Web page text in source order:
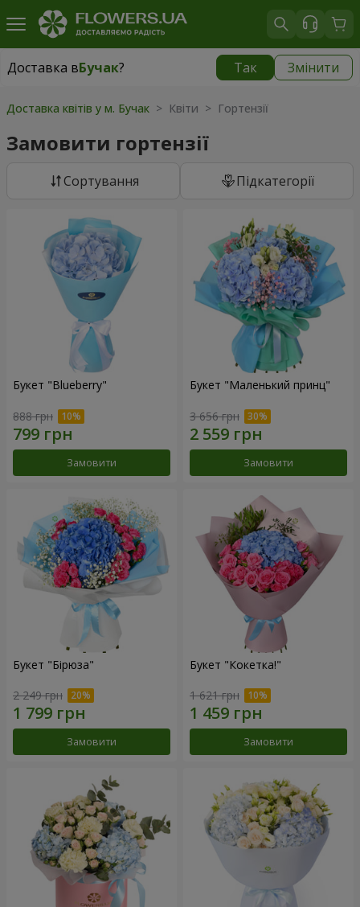
Доставка вБучак? Так Змінити
Доставка вБучак|
Доставка квітів у м. Бучак > Квіти > Гортензії
Замовити гортензії
Сортування Підкатегорії
Букет "Blueberry"
888 грн
Замовити
Букет "Маленький принц"
3 656 грн
Замовити
Букет "Бірюза"
2 249 грн
Замовити
Букет "Кокетка!"
1 621 грн
Замовити